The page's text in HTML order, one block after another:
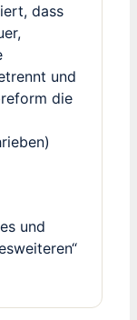
dass
und
die
und